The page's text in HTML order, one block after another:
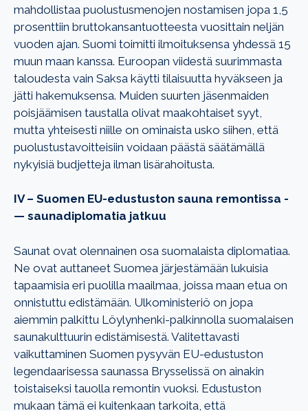
mahdollistaa puolustusmenojen nostamisen jopa 1,5
prosenttiin bruttokansantuotteesta vuosittain neljän
vuoden ajan. Suomi toimitti ilmoituksensa yhdessä 15
muun maan kanssa. Euroopan viidestä suurimmasta
taloudesta vain Saksa käytti tilaisuutta hyväkseen ja
jätti hakemuksensa. Muiden suurten jäsenmaiden
poisjäämisen taustalla olivat maakohtaiset syyt,
mutta yhteisesti niille on ominaista usko siihen, että
puolustustavoitteisiin voidaan päästä säätämällä
nykyisiä budjetteja ilman lisärahoitusta.
IV – Suomen EU-edustuston sauna remontissa ­­
— saunadiplomatia jatkuu
Saunat ovat olennainen osa suomalaista diplomatiaa.
Ne ovat auttaneet Suomea järjestämään lukuisia
tapaamisia eri puolilla maailmaa, joissa maan etua on
onnistuttu edistämään. Ulkoministeriö on jopa
aiemmin palkittu Löylynhenki-palkinnolla suomalaisen
saunakulttuurin edistämisestä. Valitettavasti
vaikuttaminen Suomen pysyvän EU-edustuston
legendaarisessa saunassa Brysselissä on ainakin
toistaiseksi tauolla remontin vuoksi. Edustuston
mukaan tämä ei kuitenkaan tarkoita, että